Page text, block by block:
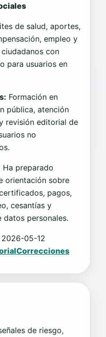
de salud, aportes,
empleo y
con
para usuarios en
Formación en
pública, atención
revisión editorial de
no
Ha preparado
orientación sobre
pagos,
cesantías y
datos personales.
05-12
Correcciones
de riesgo,